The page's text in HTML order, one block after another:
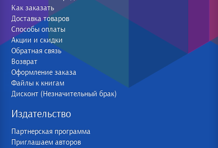
Как заказать
Доставка товаров
Способы оплаты
Акции и скидки
Обратная связь
Возврат
Оформление заказа
Файлы к книгам
Дисконт (Незначительный брак)
Издательство
Партнерская программа
Приглашаем авторов